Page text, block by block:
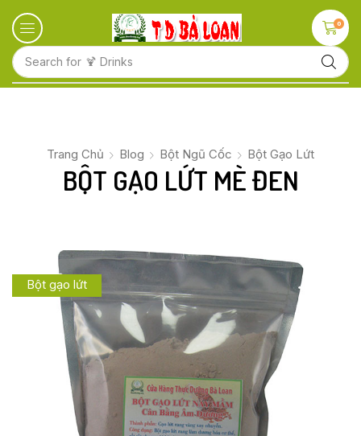
Search for 🍋 Fruits
0
Trang Chủ Blog Bột Ngũ Cốc Bột Gạo Lứt
BỘT GẠO LỨT MÈ ĐEN
Bột gạo lứt